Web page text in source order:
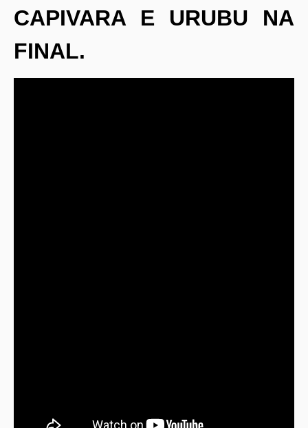
CAPIVARA E URUBU NA
FINAL.